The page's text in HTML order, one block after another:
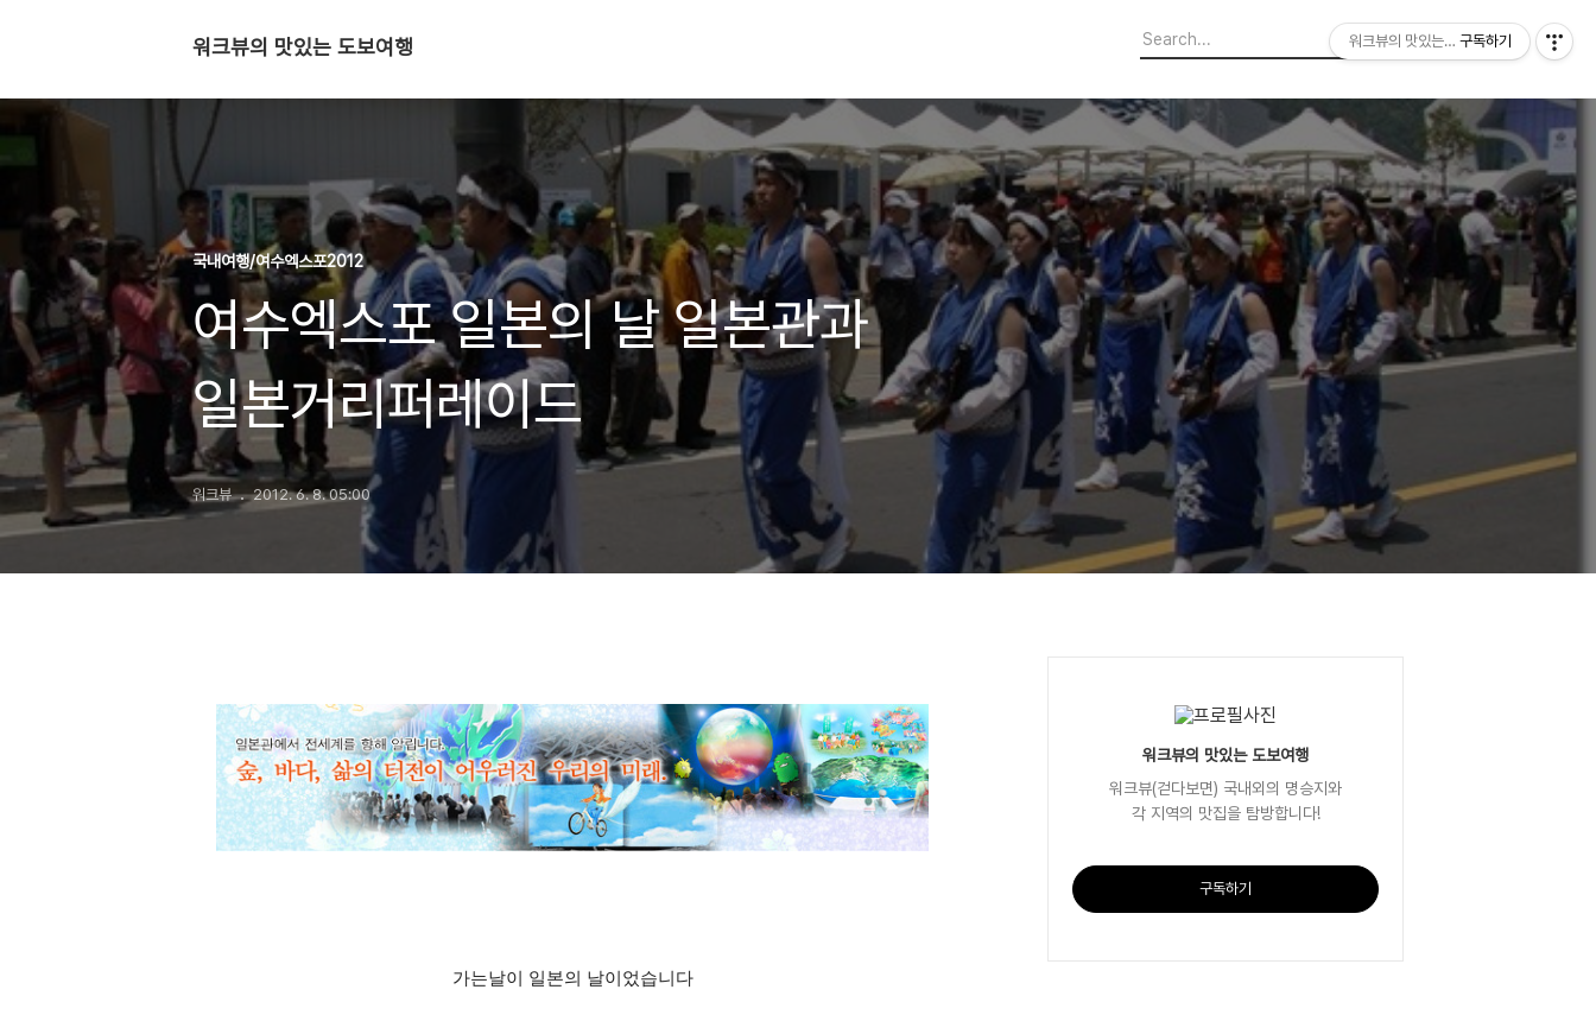
워크뷰의 맛있는 도보여행
국내여행/여수엑스포2012
여수엑스포 일본의 날 일본관과
일본거리퍼레이드
워크뷰 2012. 6. 8. 05:00
가는날이 일본의 날이었습니다
워크뷰의 맛있는 도보여행
워크뷰(걷다보면) 국내외의 명승지와
각 지역의 맛집을 탐방합니다!
구독하기
워크뷰의 맛있는 도보여행
구독하기